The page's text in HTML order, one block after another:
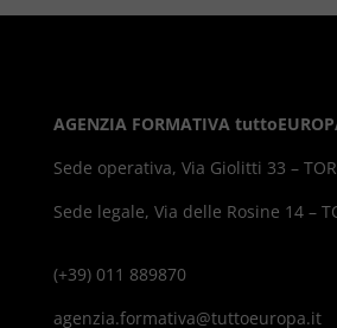
AGENZIA FORMATIVA
Sede operativa, Via Giolitti 33 –
Sede legale, Via delle Rosine 14 –
(+39) 011 889870
agenzia.formativa@tuttoeuropa.it